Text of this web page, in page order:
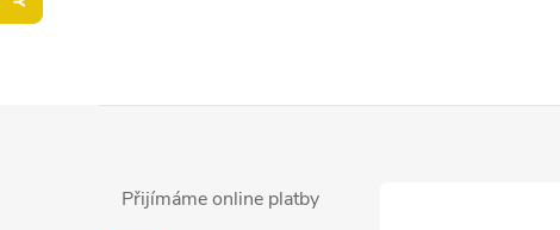
Přijímáme online platby